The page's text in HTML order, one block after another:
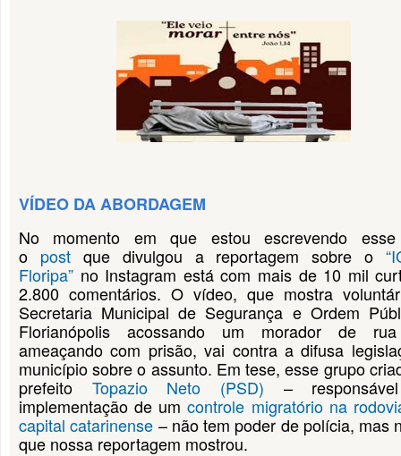
VÍDEO DA ABORDAGEM
No momento em que estou escrevendo
o postque divulgou a reportagem sobre o
Floripa” no Instagram está com mais de 10 mil
2.800 comentários. O vídeo, que mostra
Secretaria Municipal de Segurança e Ordem
Florianópolis acossando um morador de
ameaçando com prisão, vai contra a difusa
município sobre o assunto. Em tese, esse grupo
prefeito Topazio Neto (PSD) –
implementação de umcontrole migratório na
capital catarinense – não tem poder de polícia, mas
que nossa reportagem mostrou.